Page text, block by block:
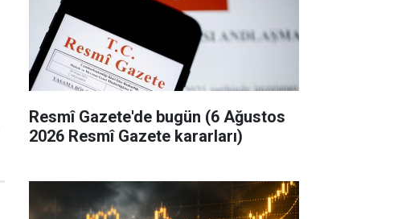
Resmî Gazete'de bugün (6 Ağustos
2026 Resmî Gazete kararları)